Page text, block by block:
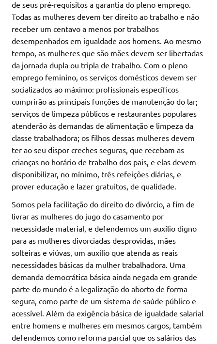
de seus pré-requisitos a garantia do pleno emprego.
Todas as mulheres devem ter direito ao trabalho e não
receber um centavo a menos por trabalhos
desempenhados em igualdade aos homens. Ao mesmo
tempo, as mulheres que são mães devem ser libertadas
da jornada dupla ou tripla de trabalho. Com o pleno
emprego feminino, os serviços domésticos devem ser
socializados ao máximo: profissionais específicos
cumprirão as principais funções de manutenção do lar;
serviços de limpeza públicos e restaurantes populares
atenderão às demandas de alimentação e limpeza da
classe trabalhadora; os filhos dessas mulheres devem
ter ao seu dispor creches seguras, que recebam as
crianças no horário de trabalho dos pais, e elas devem
disponibilizar, no mínimo, três refeições diárias, e
prover educação e lazer gratuitos, de qualidade.
Somos pela facilitação do direito do divórcio, a fim de
livrar as mulheres do jugo do casamento por
necessidade material, e defendemos um auxílio digno
para as mulheres divorciadas desprovidas, mães
solteiras e viúvas, um auxílio que atenda as reais
necessidades básicas da mulher trabalhadora. Uma
demanda democrática básica ainda negada em grande
parte do mundo é a legalização do aborto de forma
segura, como parte de um sistema de saúde público e
acessível. Além da exigência básica de igualdade salarial
entre homens e mulheres em mesmos cargos, também
defendemos como reforma parcial que os salários das